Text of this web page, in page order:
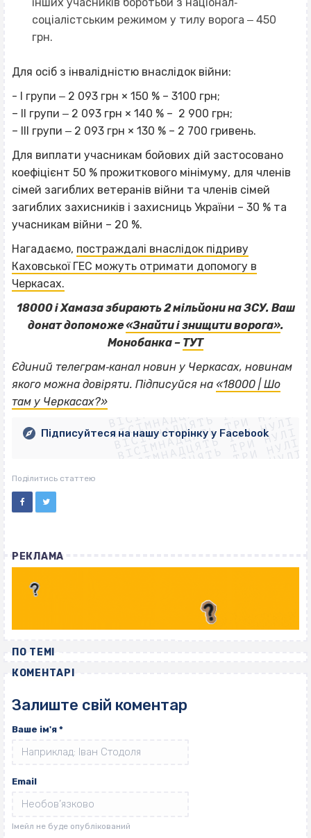
соціалістським режимом у тилу ворога ‒ 450
грн.
Для осіб з інвалідністю внаслідок війни:
- I групи ‒ 2 093 грн × 150 % – 3100 грн;
– II групи ‒ 2 093 грн × 140 % – 2 900 грн;
– III групи ‒ 2 093 грн × 130 % – 2 700 гривень.
Для виплати учасникам бойових дій застосовано
коефіцієнт 50 % прожиткового мінімуму, для членів
сімей загиблих ветеранів війни та членів сімей
загиблих захисників і захисниць України – 30 % та
учасникам війни – 20 %.
Нагадаємо, постраждалі внаслідок підриву
Каховської ГЕС можуть отримати допомогу в
Черкасах.
18000 і Хамаза збирають 2 мільйони на ЗСУ. Ваш
донат допоможе«Знайти і знищити ворога».
Монобанка – ТУТ
Єдиний телеграм‐канал новин у Черкасах, новинам
якого можна довіряти. Підписуйся на «18000 | Шо
там у Черкасах?»ВІСІМНАДЦЯТЬ ТРИ НУЛІ
ВІСІМНАДЦЯТЬ ТРИ НУЛІ
ВІСІМНАДЦЯТЬ ТРИ НУЛІ
ВІСІМНАДЦЯТЬ ТРИ НУЛІ
ВІСІМНАДЦЯТЬ ТРИ НУЛІ
ВІСІМНАДЦЯТЬ ТРИ НУЛІ
ВІСІМНАДЦЯТЬ ТРИ НУЛІ
ВІСІМНАДЦЯТЬ ТРИ НУЛІ
Підписуйтеся на нашу сторінку у Facebook
Поділитись статтею
РЕКЛАМА
ПО ТЕМІ
КОМЕНТАРІ
Залиште свій коментар
Ваше ім'я *
Email